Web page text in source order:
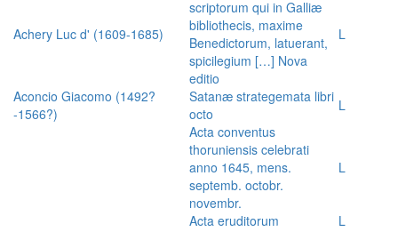
Achery Luc d' (1609-1685)
scriptorum qui in Galliæ
bibliothecis, maxime
Benedictorum, latuerant,
spicilegium […] Nova
editio
L
Aconcio Giacomo (1492?
-1566?)
Satanæ strategemata libri
octo
L
Acta conventus
thoruniensis celebrati
anno 1645, mens.
septemb. octobr.
novembr.
L
Acta eruditorum
L